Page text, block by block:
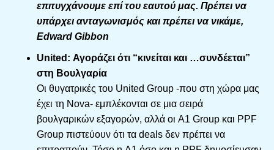
επιτυγχάνουμε επί του εαυτού μας. Πρέπει να
υπάρχει ανταγωνισμός και πρέπει να νικάμε,
Edward Gibbon
United: Αγοράζει ότι “κινείται και …συνδέεται”
στη Βουλγαρία
Οι θυγατρικές του United Group -που στη χώρα μας
έχει τη Nova- εμπλέκονται σε μια σειρά
βουλγαρικών εξαγορών, αλλά οι A1 Group και PPF
Group πιστεύουν ότι τα deals δεν πρέπει να